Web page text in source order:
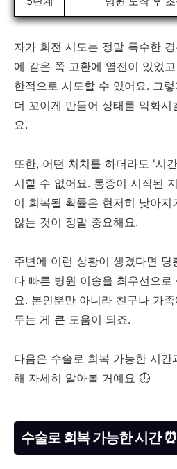
자가 회전 시도는 정말 특수한
에 같은 쪽 고환에 염전이 있었
한적으로 시도할 수 있어요. 그
더 꼬이게 만들어 상태를 악화
요.
또한, 어떤 처치를 하더라도 '시
시할 수 없어요. 통증이 시작된
이 회복될 확률은 현저히 낮아지
않는 것이 정말 중요해요.
주변에 이런 상황이 생겼다면 당
다 빠른 병원 이송을 최우선으
요. 본인뿐만 아니라 친구나 가
두는 게 큰 도움이 되죠.
다음은 수술로 회복 가능한 시간
해 자세히 알아볼 거예요 ⏱️
수술로 회복 가능한 시간 ⏰